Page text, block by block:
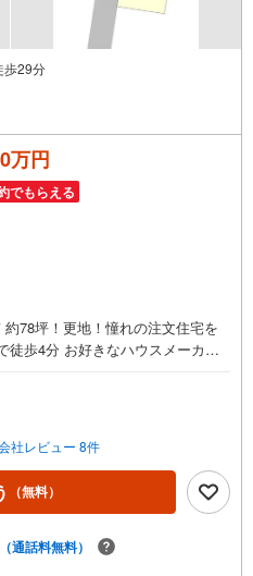
歩29分
万円
でもらえる
約78坪！更地！憧れの注文住宅を
ウスメーカー
ご提案・ご案内も可能です * ア
合ったスケジュールで間取りなど
好きなハウスメーカーで自由設
。■選べる外観・自由な間取り ■
差のないキレイな整形地 :）■建築
台小学校:徒
ブン 明石南2丁目店:徒歩4分・み
社レビュー 8件
（無料）
（通話料無料）